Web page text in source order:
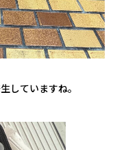
していますね。